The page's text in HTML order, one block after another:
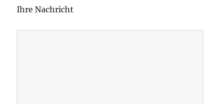
a
s
Ihre Nachricht